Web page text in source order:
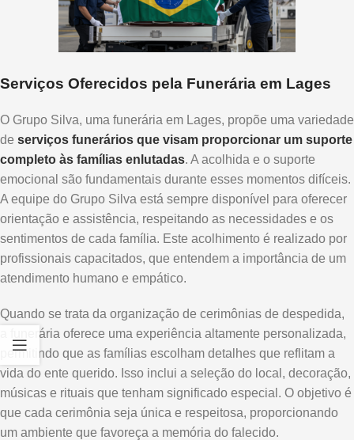
Serviços Oferecidos pela Funerária em Lages
O Grupo Silva, uma funerária em Lages, propõe uma variedade
de serviços funerários que visam proporcionar um suporte
completo às famílias enlutadas. A acolhida e o suporte
emocional são fundamentais durante esses momentos difíceis.
A equipe do Grupo Silva está sempre disponível para oferecer
orientação e assistência, respeitando as necessidades e os
sentimentos de cada família. Este acolhimento é realizado por
profissionais capacitados, que entendem a importância de um
atendimento humano e empático.
Quando se trata da organização de cerimônias de despedida,
a funerária oferece uma experiência altamente personalizada,
permitindo que as famílias escolham detalhes que reflitam a
vida do ente querido. Isso inclui a seleção do local, decoração,
músicas e rituais que tenham significado especial. O objetivo é
que cada cerimônia seja única e respeitosa, proporcionando
um ambiente que favoreça a memória do falecido.